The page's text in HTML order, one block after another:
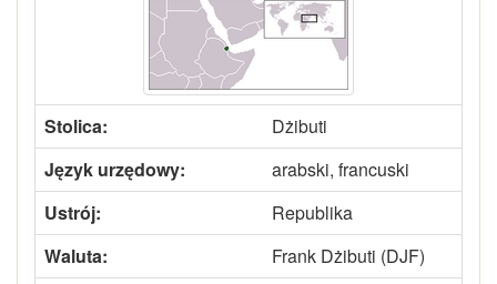
Stolica:
Dżibuti
Język urzędowy:
arabski, francuski
Ustrój:
Republika
Waluta:
Frank Dżibuti (DJF)